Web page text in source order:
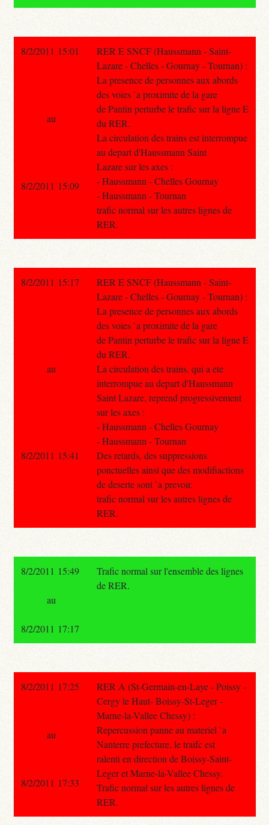
8/2/2011 15:01
RER E SNCF (Haussmann - Saint-
Lazare - Chelles - Gournay - Tournan) :
La presence de personnes aux abords
des voies `a proximite de la gare
de Pantin perturbe le trafic sur la ligne E
du RER.
La circulation des trains est interrompue
au depart d'Haussmann Saint
Lazare sur les axes :
- Haussmann - Chelles Gournay
- Haussmann - Tournan
trafic normal sur les autres lignes de
RER.
au
8/2/2011 15:09
8/2/2011 15:17
RER E SNCF (Haussmann - Saint-
Lazare - Chelles - Gournay - Tournan) :
La presence de personnes aux abords
des voies `a proximite de la gare
de Pantin perturbe le trafic sur la ligne E
du RER.
La circulation des trains, qui a ete
interrompue au depart d'Haussmann
Saint Lazare, reprend progressivement
sur les axes :
- Haussmann - Chelles Gournay
- Haussmann - Tournan
Des retards, des suppressions
ponctuelles ainsi que des modifiactions
de deserte sont `a prevoir.
trafic normal sur les autres lignes de
RER.
au
8/2/2011 15:41
8/2/2011 15:49
Trafic normal sur l'ensemble des lignes
de RER.
au
8/2/2011 17:17
8/2/2011 17:25
RER A (St-Germain-en-Laye - Poissy -
Cergy le Haut- Boissy-St-Leger -
Marne-la-Vallee Chessy) :
Repercussion panne au materiel `a
Nanterre prefecture, le traifc est
ralenti en direction de Boissy-Saint-
Leger et Marne-la-Vallee Chessy.
Trafic normal sur les autres lignes de
RER.
au
8/2/2011 17:33